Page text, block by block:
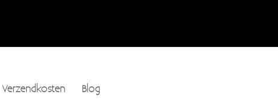
Verzendkosten Blog